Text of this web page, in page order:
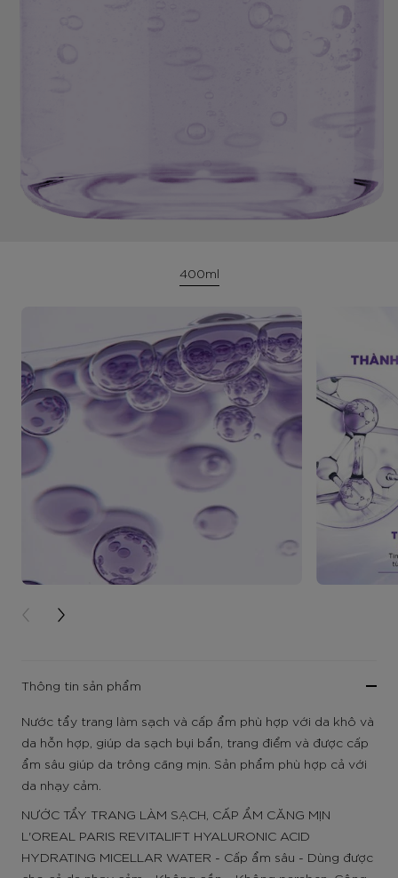
400ml
PREVIOUS CARD
NEXT CARD
Thông tin sản phẩm
Nước tẩy trang làm sạch và cấp ẩm phù hợp với da khô và
da hỗn hợp, giúp da sạch bụi bẩn, trang điểm và được cấp
ẩm sâu giúp da trông căng mịn. Sản phẩm phù hợp cả với
da nhạy cảm.
NƯỚC TẨY TRANG LÀM SẠCH, CẤP ẨM CĂNG MỊN
L'OREAL PARIS REVITALIFT HYALURONIC ACID
HYDRATING MICELLAR WATER - Cấp ẩm sâu - Dùng được